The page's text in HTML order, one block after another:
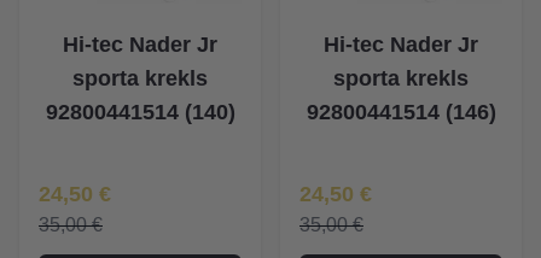
Hi-tec Nader Jr
sporta krekls
92800441514 (140)
Īpaša Cena
24,50 €
35,00 €
Hi-tec Nader Jr
sporta krekls
92800441514 (146)
Īpaša Cena
24,50 €
35,00 €